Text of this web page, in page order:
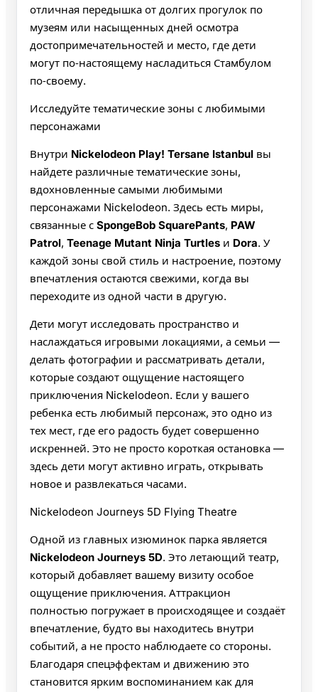
отличная передышка от долгих прогулок по
музеям или насыщенных дней осмотра
достопримечательностей и место, где дети
могут по‑настоящему насладиться Стамбулом
по‑своему.
Исследуйте тематические зоны с любимыми
персонажами
Внутри Nickelodeon Play! Tersane Istanbul вы
найдете различные тематические зоны,
вдохновленные самыми любимыми
персонажами Nickelodeon. Здесь есть миры,
связанные с SpongeBob SquarePants, PAW
Patrol, Teenage Mutant Ninja Turtles и Dora. У
каждой зоны свой стиль и настроение, поэтому
впечатления остаются свежими, когда вы
переходите из одной части в другую.
Дети могут исследовать пространство и
наслаждаться игровыми локациями, а семьи —
делать фотографии и рассматривать детали,
которые создают ощущение настоящего
приключения Nickelodeon. Если у вашего
ребенка есть любимый персонаж, это одно из
тех мест, где его радость будет совершенно
искренней. Это не просто короткая остановка —
здесь дети могут активно играть, открывать
новое и развлекаться часами.
Nickelodeon Journeys 5D Flying Theatre
Одной из главных изюминок парка является
Nickelodeon Journeys 5D. Это летающий театр,
который добавляет вашему визиту особое
ощущение приключения. Аттракцион
полностью погружает в происходящее и создаёт
впечатление, будто вы находитесь внутри
событий, а не просто наблюдаете со стороны.
Благодаря спецэффектам и движению это
становится ярким воспоминанием как для